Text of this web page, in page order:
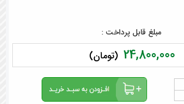
مبلغ قابل پرداخت :
24,800,000 (تومان)